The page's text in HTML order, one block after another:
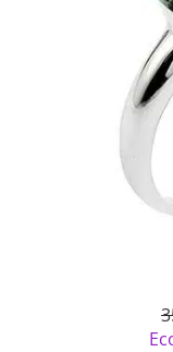
Bijuterii argint
Bijuterii argint cu
Bijuterii argint cu
Bijuterii gotice si
Bijuterii Handmade
Casete si cutii de
Bijuterii tungsten